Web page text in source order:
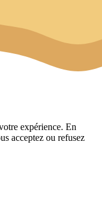
expérience. En
acceptez ou refusez